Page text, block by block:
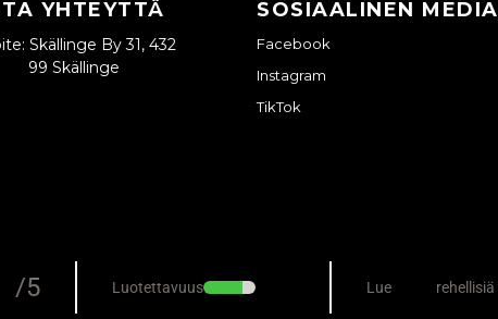
YHTEYTTÄ
Skällinge By 31, 432
99 Skällinge
SOSIAALINEN MEDIA
Facebook
Instagram
TikTok